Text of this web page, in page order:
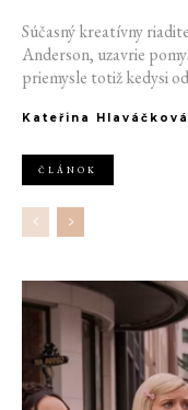
Súčasný kreatívny
Anderson, uzavrie
priemysle totiž kedysi
jednej z najväčších
Pre-Fall 2027.
Kateřina Hlaváčková
ČLÁNOK